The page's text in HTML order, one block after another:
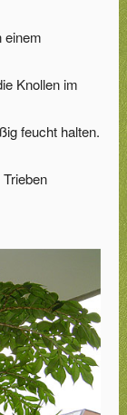
einem
Knollen im
feucht halten.